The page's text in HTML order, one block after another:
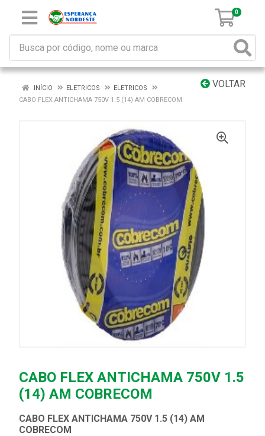
0
VOLTAR
INÍCIO ELETRICOS
ELETRICOS
CABO FLEX ANTICHAMA 750V 1.5 (14) AM COBRECOM
CABO FLEX ANTICHAMA 750V 1.5
(14) AM COBRECOM
CABO FLEX ANTICHAMA 750V 1.5 (14) AM
COBRECOM